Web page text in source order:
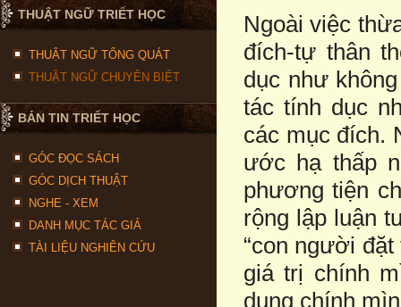
THUẬT NGỮ TRIẾT HỌC
THUẬT NGỮ TỔNG QUÁT
THUẬT NGỮ CHUYÊN BIỆT
BẢN TIN TRIẾT HỌC
GÓC ĐỌC SÁCH
GÓC DỊCH THUẬT
NGHE - XEM
DANH MỤC TÁC GIẢ
TÀI LIỆU NGHIÊN CỨU
Ngoài việc
đích-tự thân
dục như
tác tính dục
các mục đích.
ước hạ thấp
phương tiện
rộng lập luận
“con người
giá trị chính
dụng chính